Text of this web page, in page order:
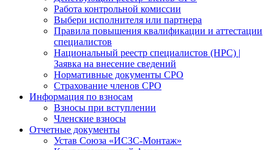
Работа контрольной комиссии
Выбери исполнителя или партнера
Правила повышения квалификации и аттестации
специалистов
Национальный реестр специалистов (НРС) |
Заявка на внесение сведений
Нормативные документы СРО
Страхование членов СРО
Информация по взносам
Взносы при вступлении
Членские взносы
Отчетные документы
Устав Союза «ИСЗС-Монтаж»